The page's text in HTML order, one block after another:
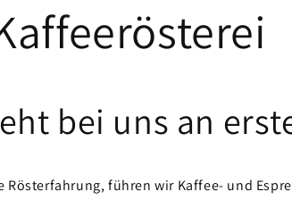
bei uns an
Rösterfahrung, führen wir Kaffee- und